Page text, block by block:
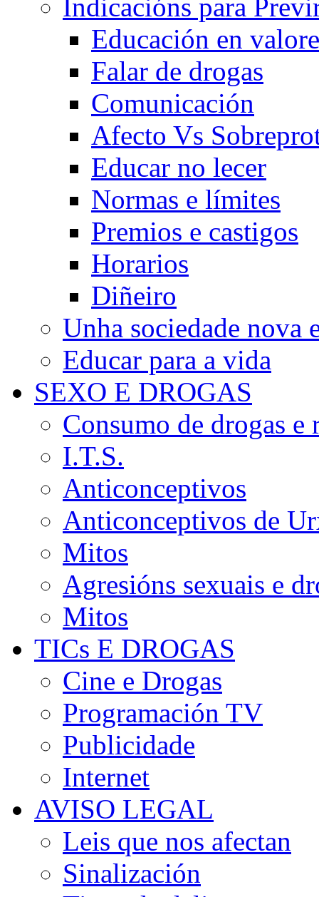
Indicacións para
Educación en
Falar de drogas
Comunicación
Afecto Vs
Educar no lecer
Normas e límites
Premios e castigos
Horarios
Diñeiro
Unha sociedade nova
Educar para a vida
SEXO E DROGAS
Consumo de drogas e
I.T.S.
Anticonceptivos
Anticonceptivos de
Mitos
Agresións sexuais e
Mitos
TICs E DROGAS
Cine e Drogas
Programación TV
Publicidade
Internet
AVISO LEGAL
Leis que nos afectan
Sinalización